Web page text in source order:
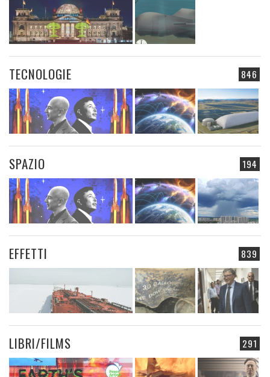
846
TECNOLOGIE
194
SPAZIO
839
EFFETTI
291
LIBRI/FILMS